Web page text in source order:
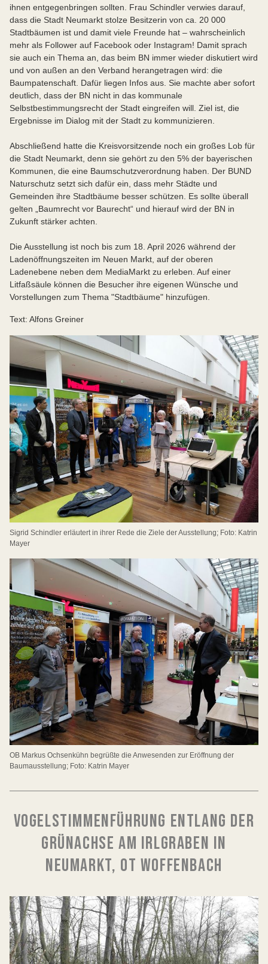
ihnen entgegenbringen sollten. Frau Schindler verwies darauf,
dass die Stadt Neumarkt stolze Besitzerin von ca. 20 000
Stadtbäumen ist und damit viele Freunde hat – wahrscheinlich
mehr als Follower auf Facebook oder Instagram! Damit sprach
sie auch ein Thema an, das beim BN immer wieder diskutiert wird
und von außen an den Verband herangetragen wird: die
Baumpatenschaft. Dafür liegen Infos aus. Sie machte aber sofort
deutlich, dass der BN nicht in das kommunale
Selbstbestimmungsrecht der Stadt eingreifen will. Ziel ist, die
Ergebnisse im Dialog mit der Stadt zu kommunizieren.
Abschließend hatte die Kreisvorsitzende noch ein großes Lob für
die Stadt Neumarkt, denn sie gehört zu den 5% der bayerischen
Kommunen, die eine Baumschutzverordnung haben. Der BUND
Naturschutz setzt sich dafür ein, dass mehr Städte und
Gemeinden ihre Stadtbäume besser schützen. Es sollte überall
gelten „Baumrecht vor Baurecht“ und hierauf wird der BN in
Zukunft stärker achten.
Die Ausstellung ist noch bis zum 18. April 2026 während der
Ladenöffnungszeiten im Neuen Markt, auf der oberen
Ladenebene neben dem MediaMarkt zu erleben. Auf einer
Litfaßsäule können die Besucher ihre eigenen Wünsche und
Vorstellungen zum Thema "Stadtbäume" hinzufügen.
Text: Alfons Greiner
Sigrid Schindler erläutert in ihrer Rede die Ziele der Ausstellung; Foto: Katrin
Mayer
OB Markus Ochsenkühn begrüßte die Anwesenden zur Eröffnung der
Baumausstellung; Foto: Katrin Mayer
VOGELSTIMMENFÜHRUNG ENTLANG DER
GRÜNACHSE AM IRLGRABEN IN
NEUMARKT, OT WOFFENBACH